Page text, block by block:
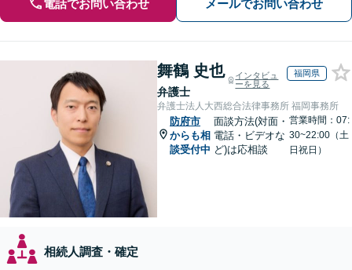
電話でお問い合わせ メールでお問い合わせ
舞鶴 史也
弁護士
インタビュ
ーを見る
福岡県
弁護士法人大西総合法律事務所 福岡事務所
防府市
からも相
談受付中
面談方法(対面・
電話・ビデオな
ど)は応相談
営業時間：07:
30~22:00（土
日祝日）
相続人調査・確定